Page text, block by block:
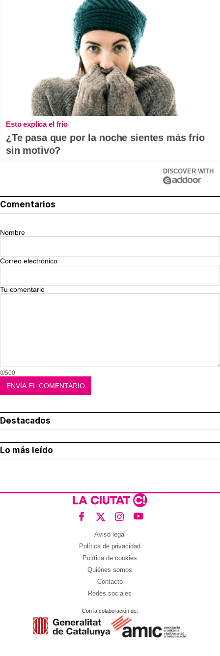
Esto explica el frío
¿Te pasa que por la noche sientes más frío
sin motivo?
DISCOVER WITH
Comentarios
Nombre
Correo electrónico
Tu comentario
0/500
Destacados
Lo más leído
Aviso legal
Política de privacidad
Política de cookies
Quiénes somos
Contacto
Redes sociales
Con la colaboración de: